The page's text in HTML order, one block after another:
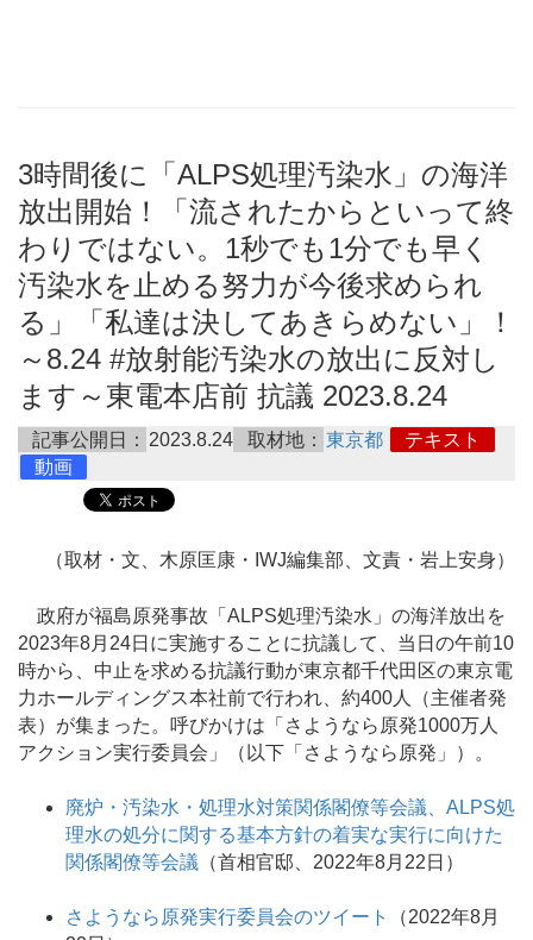
3時間後に「ALPS処理汚染水」の海洋
放出開始！「流されたからといって終
わりではない。1秒でも1分でも早く
汚染水を止める努力が今後求められ
る」「私達は決してあきらめない」！
～8.24 #放射能汚染水の放出に反対し
ます～東電本店前 抗議 2023.8.24
記事公開日： 2023.8.24 取材地： 東京都
テキスト
動画
（取材・文、木原匡康・IWJ編集部、文責・岩上安身）
政府が福島原発事故「ALPS処理汚染水」の海洋放出を
2023年8月24日に実施することに抗議して、当日の午前10
時から、中止を求める抗議行動が東京都千代田区の東京電
力ホールディングス本社前で行われ、約400人（主催者発
表）が集まった。呼びかけは「さようなら原発1000万人
アクション実行委員会」（以下「さようなら原発」）。
廃炉・汚染水・処理水対策関係閣僚等会議、ALPS処
理水の処分に関する基本方針の着実な実行に向けた
関係閣僚等会議 （首相官邸、2022年8月22日）
さようなら原発実行委員会のツイート
（2022年8月